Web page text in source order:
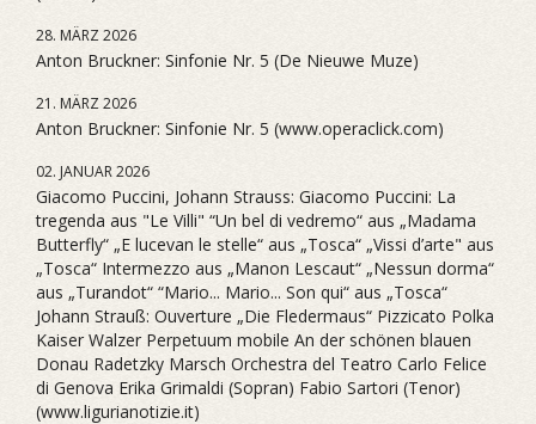
28. MÄRZ 2026
Anton Bruckner: Sinfonie Nr. 5 (De Nieuwe Muze)
21. MÄRZ 2026
Anton Bruckner: Sinfonie Nr. 5 (www.operaclick.com)
02. JANUAR 2026
Giacomo Puccini, Johann Strauss: Giacomo Puccini: La
tregenda aus "Le Villi" “Un bel di vedremo“ aus „Madama
Butterfly“ „E lucevan le stelle“ aus „Tosca“ „Vissi d’arte" aus
„Tosca“ Intermezzo aus „Manon Lescaut“ „Nessun dorma“
aus „Turandot“ “Mario... Mario... Son qui“ aus „Tosca“
Johann Strauß: Ouverture „Die Fledermaus“ Pizzicato Polka
Kaiser Walzer Perpetuum mobile An der schönen blauen
Donau Radetzky Marsch Orchestra del Teatro Carlo Felice
di Genova Erika Grimaldi (Sopran) Fabio Sartori (Tenor)
(www.ligurianotizie.it)